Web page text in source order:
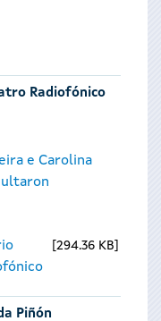
Radiofónico
e Carolina
294.36 KB
Piñón